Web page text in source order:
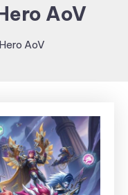
AoV
AoV